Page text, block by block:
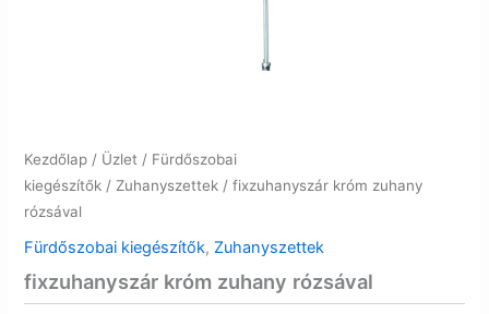
Kezdőlap / Üzlet / Fürdőszobai
kiegészítők / Zuhanyszettek / fixzuhanyszár króm zuhany
rózsával
Fürdőszobai kiegészítők, Zuhanyszettek
fixzuhanyszár króm zuhany rózsával